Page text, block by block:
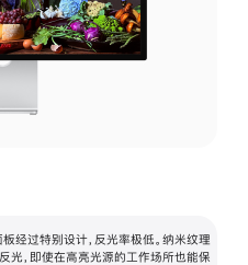
经过特别设计，反光率极低。纳米纹理
光，即使在高亮光源的工作场所也能保